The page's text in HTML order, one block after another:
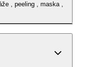
, peeling , maska ,